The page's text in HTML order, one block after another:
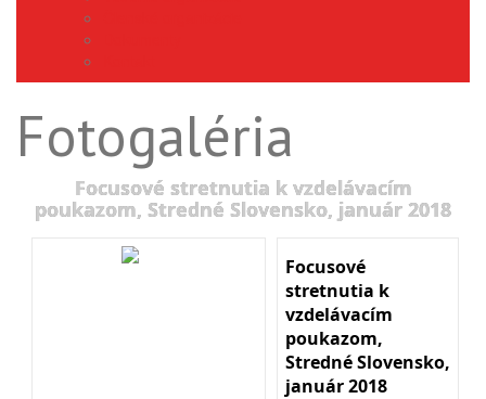
Fotogaléria
Focusové stretnutia k vzdelávacím
poukazom, Stredné Slovensko, január 2018
Focusové
stretnutia k
vzdelávacím
poukazom,
Stredné Slovensko,
január 2018